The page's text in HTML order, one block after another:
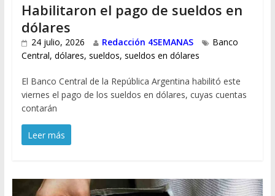
Habilitaron el pago de sueldos en
dólares
24 julio, 2026 Redacción 4SEMANAS
Banco
Central, dólares, sueldos, sueldos en dólares
El Banco Central de la República Argentina habilitó este
viernes el pago de los sueldos en dólares, cuyas cuentas
contarán
Leer más